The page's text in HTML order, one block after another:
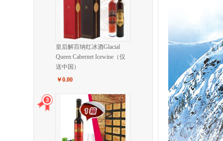
皇后解百纳红冰酒Glacial
Queen Cabernet Icewine（仅
送中国）
￥0.00